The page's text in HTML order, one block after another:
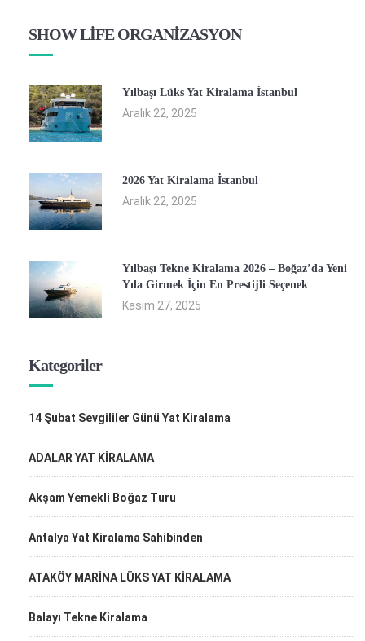
SHOW LİFE ORGANİZASYON
Yılbaşı Lüks Yat Kiralama İstanbul
Aralık 22, 2025
2026 Yat Kiralama İstanbul
Aralık 22, 2025
Yılbaşı Tekne Kiralama 2026 – Boğaz’da Yeni
Yıla Girmek İçin En Prestijli Seçenek
Kasım 27, 2025
Kategoriler
14 Şubat Sevgililer Günü Yat Kiralama
ADALAR YAT KİRALAMA
Akşam Yemekli Boğaz Turu
Antalya Yat Kiralama Sahibinden
ATAKÖY MARİNA LÜKS YAT KİRALAMA
Balayı Tekne Kiralama